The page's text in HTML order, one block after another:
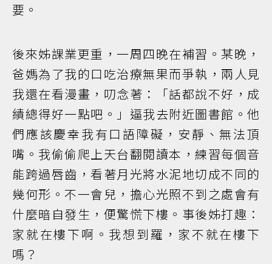
要。
後來姊課業更重，一周四晚在補習。某晚，
爸媽為了我的口吃治療無果而爭執，兩人見
我還在看漫畫，叨念著：「話都說不好，成
績總得好一點吧。」逼我去附近圖書館。他
們應該慶幸我有口語障礙，安靜、無法頂
嘴。我偷偷爬上天台翻閱讀本，練習每個音
能跨過唇齒，看著月光將水泥地切成不同的
幾何形。不一會兒，擔心光照不到之處會有
什麼暗自發生，便驚慌下樓。事後姊打趣：
家就在樓下啊。我想到羅，家不就在樓下
嗎？